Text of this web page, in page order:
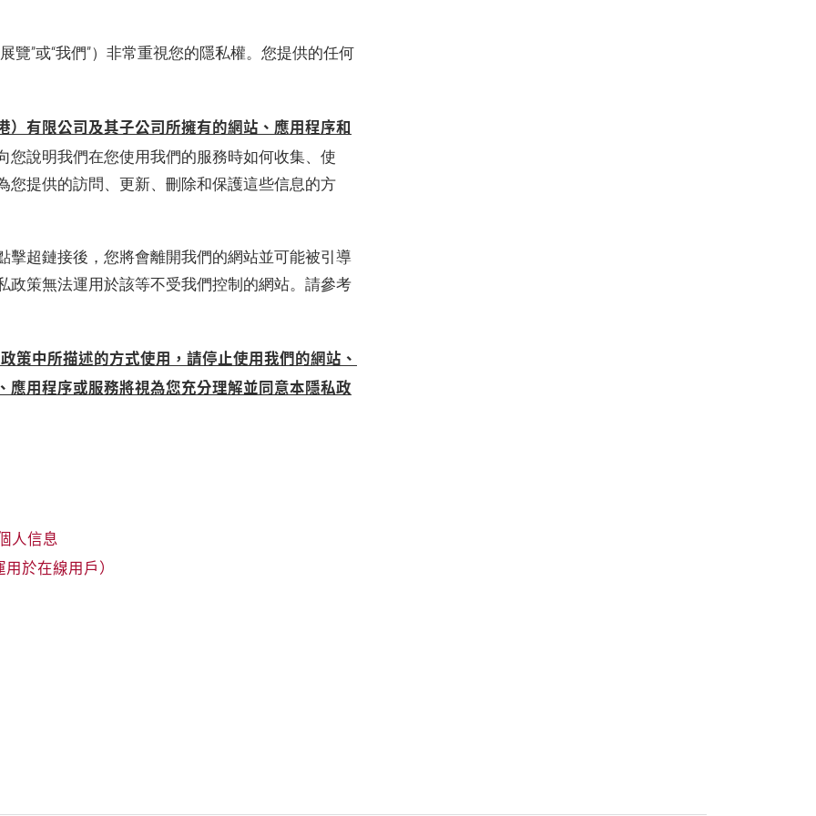
覽”或“我們”）非常重視您的隱私權。您提供的任何
有限公司及其子公司所擁有的網站、應用程序和
您說明我們在您使用我們的服務時如何收集、使
您提供的訪問、更新、刪除和保護這些信息的方
擊超鏈接後，您將會離開我們的網站並可能被引導
政策無法運用於該等不受我們控制的網站。請參考
策中所描述的方式使用，請停止使用我們的網站、
用程序或服務將視為您充分理解並同意本隱私政
人信息
於在線用戶）